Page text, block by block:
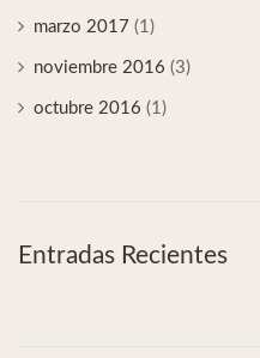
marzo 2017 (1)
noviembre 2016 (3)
octubre 2016 (1)
Entradas Recientes